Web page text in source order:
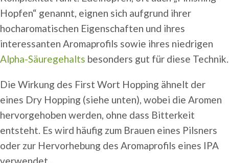
Hopfen“ genannt, eignen sich aufgrund ihrer
hocharomatischen Eigenschaften und ihres
interessanten Aromaprofils sowie ihres niedrigen
Alpha-Säuregehalts besonders gut für diese Technik.
Die Wirkung des First Wort Hopping ähnelt der
eines Dry Hopping (siehe unten), wobei die Aromen
hervorgehoben werden, ohne dass Bitterkeit
entsteht. Es wird häufig zum Brauen eines Pilsners
oder zur Hervorhebung des Aromaprofils eines IPA